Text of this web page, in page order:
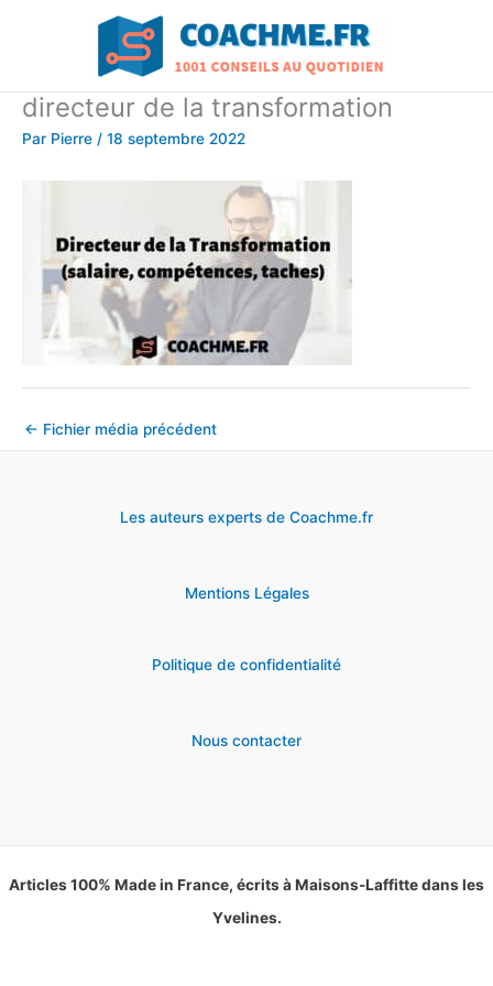
directeur de la transformation
Par Pierre / 18 septembre 2022
← Fichier média précédent
Les auteurs experts de Coachme.fr
Mentions Légales
Politique de confidentialité
Nous contacter
Articles 100% Made in France, écrits à Maisons-Laffitte dans les
Yvelines.